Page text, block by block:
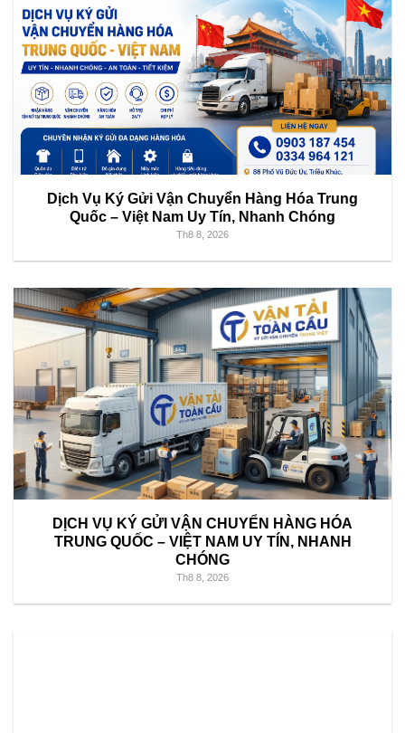
Dịch Vụ Ký Gửi Vận Chuyển Hàng Hóa Trung
Quốc – Việt Nam Uy Tín, Nhanh Chóng
Th8 8, 2026
DỊCH VỤ KÝ GỬI VẬN CHUYỂN HÀNG HÓA
TRUNG QUỐC – VIỆT NAM UY TÍN, NHANH
CHÓNG
Th8 8, 2026